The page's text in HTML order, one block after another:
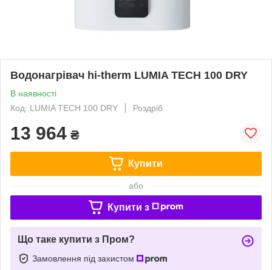
Водонагрівач hi-therm LUMIA TECH 100 DRY
В наявності
Код: LUMIA TECH 100 DRY
Роздріб
13 964 ₴
Купити
або
Купити з
Що таке купити з Пром?
Замовлення під захистом